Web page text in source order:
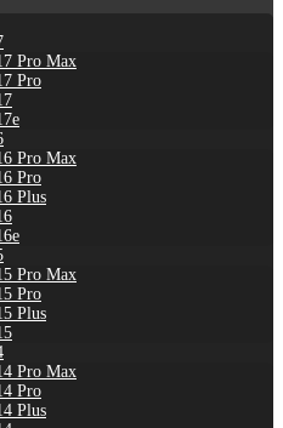
Pro Max
Pro
Pro Max
Pro
Plus
Pro Max
Pro
Plus
Pro Max
Pro
Plus